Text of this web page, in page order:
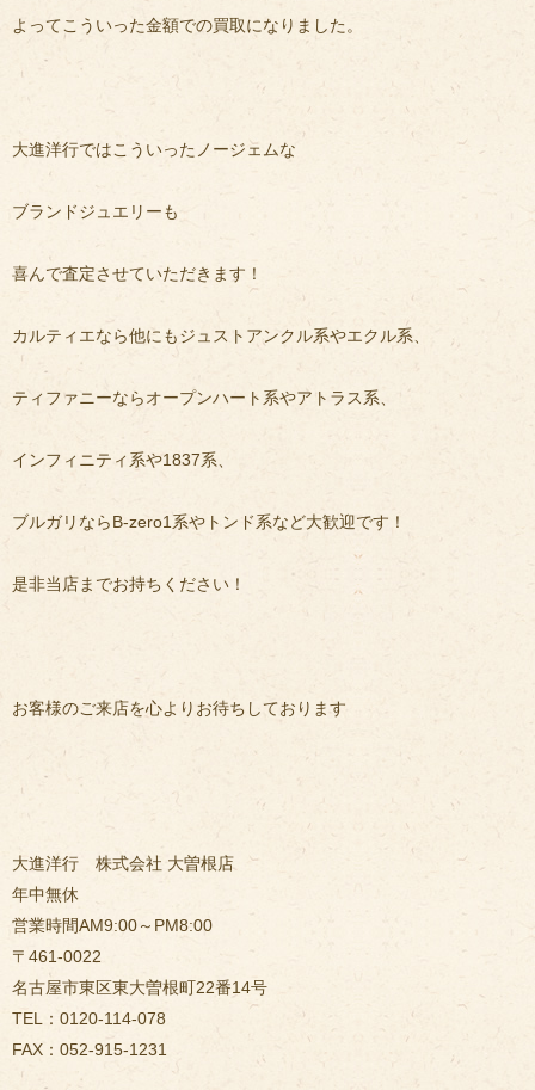
よってこういった金額での買取になりました。
大進洋行ではこういったノージェムな
ブランドジュエリーも
喜んで査定させていただきます！
カルティエなら他にもジュストアンクル系やエクル系、
ティファニーならオープンハート系やアトラス系、
インフィニティ系や1837系、
ブルガリならB-zero1系やトンド系など大歓迎です！
是非当店までお持ちください！
お客様のご来店を心よりお待ちしております
大進洋行 株式会社 大曽根店
年中無休
営業時間AM9:00～PM8:00
〒461-0022
名古屋市東区東大曽根町22番14号
TEL：0120-114-078
FAX：052-915-1231